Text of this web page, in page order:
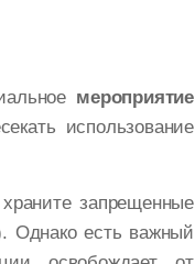
мероприятие
использование
запрещенные
Однако есть важный